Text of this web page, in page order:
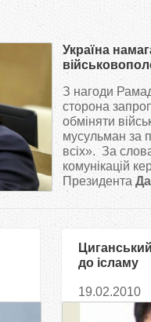
Україна
за принципом
З нагоди
сторона
обміняти
мусульман за
всіх». За
комунікацій
Президента
до ісламу
19.02.2010